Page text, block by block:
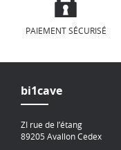
PAIEMENT SÉCURISÉ
bi1cave
ZI rue de l’étang
89205 Avallon Cedex